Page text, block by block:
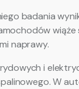
badania
wiąże
naprawy.
i
W